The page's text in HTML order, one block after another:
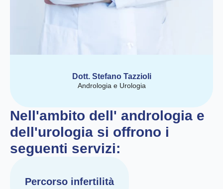
Dott. Stefano Tazzioli
Andrologia e Urologia
Nell'ambito dell' andrologia e
dell'urologia si offrono i
seguenti servizi:
Percorso infertilità